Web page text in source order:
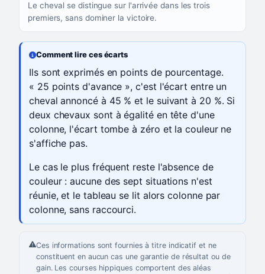
Le cheval se distingue sur l'arrivée dans les trois
premiers, sans dominer la victoire.
Comment lire ces écarts
Ils sont exprimés en points de pourcentage.
« 25 points d'avance », c'est l'écart entre un
cheval annoncé à 45 % et le suivant à 20 %. Si
deux chevaux sont à égalité en tête d'une
colonne, l'écart tombe à zéro et la couleur ne
s'affiche pas.
Le cas le plus fréquent reste l'absence de
couleur : aucune des sept situations n'est
réunie, et le tableau se lit alors colonne par
colonne, sans raccourci.
Ces informations sont fournies à titre indicatif et ne
constituent en aucun cas une garantie de résultat ou de
gain. Les courses hippiques comportent des aléas